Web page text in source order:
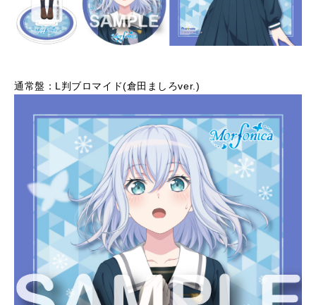
通常盤：L判ブロマイド(倉田ましろver.)